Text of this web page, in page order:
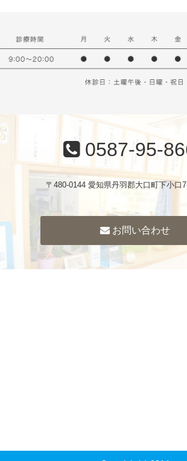
0587-95-
〒480-0144 愛知県丹羽郡大口町下小口
お問い合わせ